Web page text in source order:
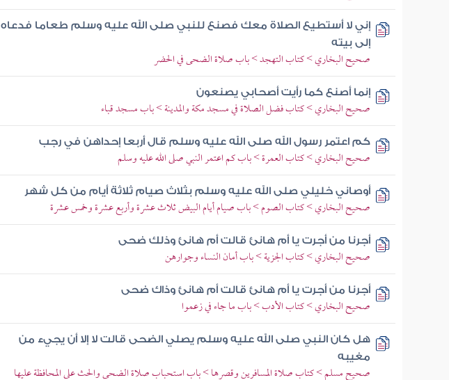
إني لا أستطيع الصلاة معك فصنع للنبي صلى الله عليه وسلم طعاما فدعاه
إلى بيته
صحيح البخاري > كتاب التهجد > باب صلاة الضحى في الحضر
إنما أصنع كما رأيت أصحابي يصنعون
صحيح البخاري > كتاب فضل الصلاة في مسجد مكة والمدينة > باب مسجد قباء
كم اعتمر رسول الله صلى الله عليه وسلم قال أربعا إحداهن في رجب
صحيح البخاري > كتاب العمرة > باب كم اعتمر النبي صلى الله عليه وسلم
أوصاني خليلي صلى الله عليه وسلم بثلاث صيام ثلاثة أيام من كل شهر
صحيح البخاري > كتاب الصوم > باب صيام أيام البيض ثلاث عشرة وأربع عشرة وخمس عشرة
أجرنا من أجرت يا أم هانئ قالت أم هانئ وذلك ضحى
صحيح البخاري > كتاب الجزية > باب أمان النساء وجوارهن
أجرنا من أجرت يا أم هانئ قالت أم هانئ وذاك ضحى
صحيح البخاري > كتاب الأدب > باب ما جاء في زعموا
هل كان النبي صلى الله عليه وسلم يصلي الضحى قالت لا إلا أن يجيء من
مغيبه
صحيح مسلم > كتاب صلاة المسافرين وقصرها > باب استحباب صلاة الضحى والحث على المحافظة عليها